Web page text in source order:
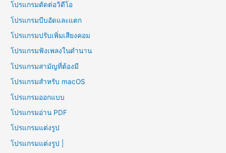
โปรแกรมตัดต่อวิดีโอ
โปรแกรมบีบอัดและแตก
โปรแกรมปรับเพิ่มเสียงคอม
โปรแกรมฟังเพลงในตำนาน
โปรแกรมสามัญที่ต้องมี
โปรแกรมสำหรับ macOS
โปรแกรมออกแบบ
โปรแกรมอ่าน PDF
โปรแกรมแต่งรูป
โปรแกรมแต่งรูป |